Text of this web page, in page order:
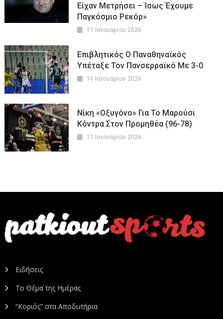
Είχαν Μετρήσει – Ίσως Έχουμε
Παγκόσμιο Ρεκόρ»
11 Ιανουαρίου 2026
Επιβλητικός Ο Παναθηναϊκός
Υπέταξε Τον Πανσερραϊκό Με 3-0
11 Ιανουαρίου 2026
Νίκη «οξυγόνο» Για Το Μαρούσι
Κόντρα Στον Προμηθέα (96-78)
11 Ιανουαρίου 2026
Ειδήσεις
Το Θέμα της Ημέρας
“Κοριός” στα Αποδυτήρια